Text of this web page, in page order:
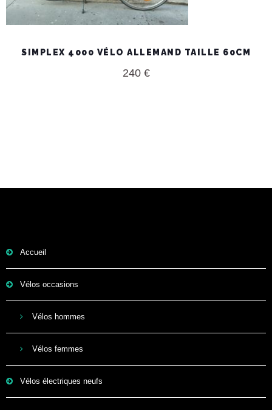
SIMPLEX 4000 VÉLO ALLEMAND TAILLE 60CM
240 €
Accueil
Vélos occasions
Vélos hommes
Vélos femmes
Vélos électriques neufs